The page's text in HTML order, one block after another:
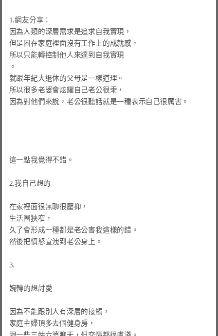
1.網友分享：
因為人類的深層需求是追求自我實現，
但是困在家庭裡面沒有工作上的成就感，
所以只能轉控制他人來達到自我實現
。
就跟年紀大退休的父母是一樣道理。
所以很多老婆會炫耀自己老公很乖，
因為對他們來說，老公很聽話就是一種表示自己很厲害。
這一點我覺得不錯。
2.我自己想的
在家裡面很無聊很壓抑，
生活圈狹窄，
久了會形成一種都是老公害我這樣的錯。
然後把憤怒宣洩到老公身上。
3.
婉轉的想討愛
因為不能跟別人有深層的接觸，
家庭主婦頂多去個健身房，